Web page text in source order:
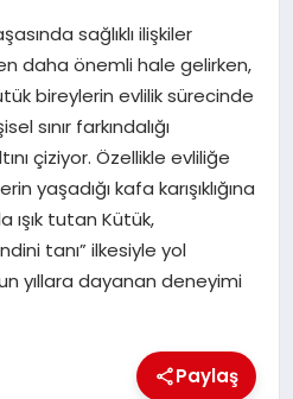
sağlıklı ilişkiler
daha önemli hale gelirken,
bireylerin evlilik sürecinde
sınır farkındalığı
çiziyor. Özellikle evliliğe
yaşadığı kafa karışıklığına
ışık tutan Kütük,
tanı” ilkesiyle yol
yıllara dayanan deneyimi
Paylaş